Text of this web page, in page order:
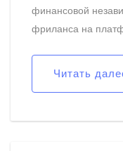
финансовой
фриланса на
дохода.
Читать